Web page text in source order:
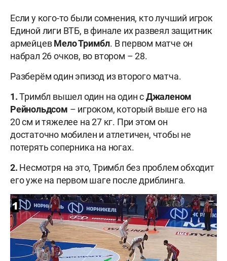
Если у кого-то были сомнения, кто лучший игрок
Единой лиги ВТБ, в финале их развеял защитник
армейцевМело Тримбл. В первом матче он
набрал 26 очков, во втором – 28.
Разберём один эпизод из второго матча.
1.Тримбл вышел один на один сДжаленом
Рейнольдсом – игроком, который выше его на
20 см и тяжелее на 27 кг. При этом он
достаточно мобилен и атлетичен, чтобы не
потерять соперника на ногах.
2. Несмотря на это, Тримбл без проблем обходит
его уже на первом шаге после дриблинга.